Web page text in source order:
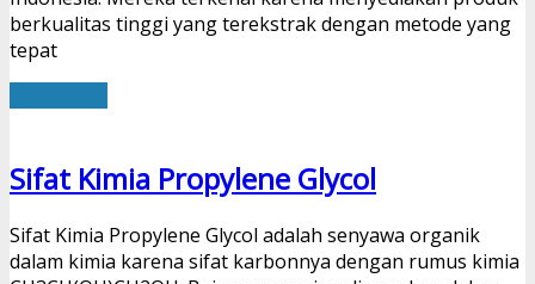
berkualitas tinggi yang terekstrak dengan metode yang
tepat
Sifat Kimia Propylene Glycol
Sifat Kimia Propylene Glycol adalah senyawa organik
dalam kimia karena sifat karbonnya dengan rumus kimia